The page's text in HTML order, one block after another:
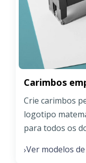
Carimbos
Crie carimbos
logotipo
para todos os
›Ver modelos